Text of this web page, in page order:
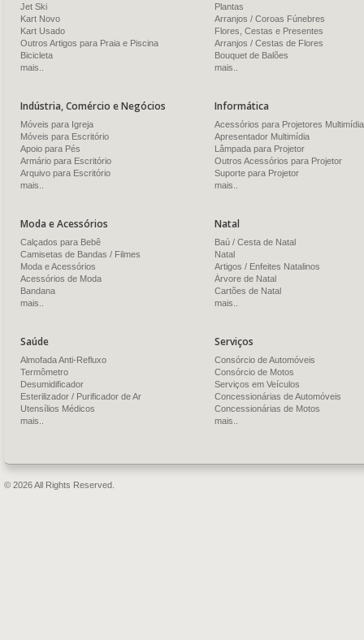
Jet Ski
Kart Novo
Kart Usado
Outros Artigos para Praia e Piscina
Bicicleta
mais..
Plantas
Arranjos / Coroas Fúnebres
Flores, Cestas e Presentes
Arranjos / Cestas de Flores
Bouquet de Balões
mais..
Indústria, Comércio e Negócios
Móveis para Igreja
Móveis para Escritório
Apoio para Pés
Armário para Escritório
Arquivo para Escritório
mais..
Informática
Acessórios para Projetores Multimídia
Apresentador Multimídia
Lâmpada para Projetor
Outros Acessórios para Projetor
Suporte para Projetor
mais..
Moda e Acessórios
Calçados para Bebê
Camisetas de Bandas / Filmes
Moda e Acessórios
Acessórios de Moda
Bandana
mais..
Natal
Baú / Cesta de Natal
Natal
Artigos / Enfeites Natalinos
Árvore de Natal
Cartões de Natal
mais..
Saúde
Almofada Anti-Refluxo
Termômetro
Desumidificador
Esterilizador / Purificador de Ar
Utensílios Médicos
mais..
Serviços
Consórcio de Automóveis
Consórcio de Motos
Serviços em Veículos
Concessionárias de Automóveis
Concessionárias de Motos
mais..
© 2026 All Rights Reserved.